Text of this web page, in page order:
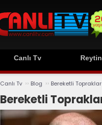
Canlı Tv
Canlı Tv ›› Blog ›› Bereketli
Bereketli